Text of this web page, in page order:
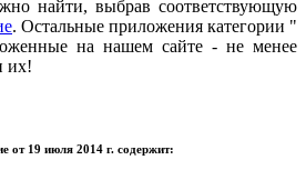
найти, выбрав соответствующую
. Остальные приложения категории "
на нашем сайте - не менее
их!
от 19 июля 2014 г. содержит: